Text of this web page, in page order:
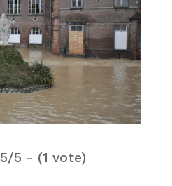
5/5 - (1 vote)